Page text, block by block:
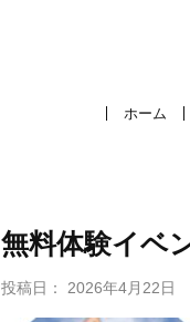
ホーム
無料体験イベ
投稿日： 2026年4月22日